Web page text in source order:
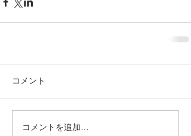
コメント
コメントを追加…